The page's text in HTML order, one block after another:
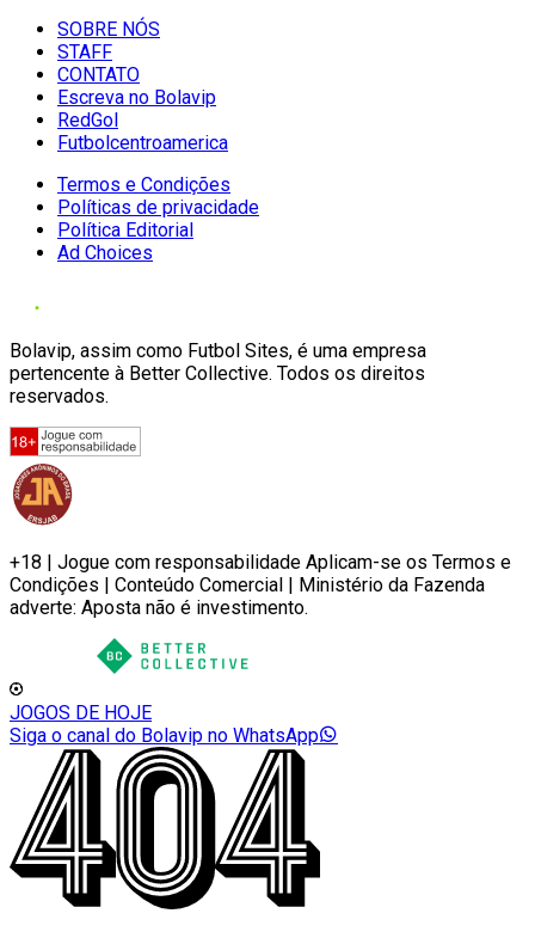
SOBRE NÓS
STAFF
CONTATO
Escreva no Bolavip
RedGol
Futbolcentroamerica
Termos e Condições
Políticas de privacidade
Política Editorial
Ad Choices
Bolavip, assim como Futbol Sites, é uma empresa
pertencente à Better Collective. Todos os direitos
reservados.
+18 | Jogue com responsabilidade Aplicam-se os Termos e
Condições | Conteúdo Comercial | Ministério da Fazenda
adverte: Aposta não é investimento.
JOGOS DE HOJE
Siga o canal do Bolavip no WhatsApp